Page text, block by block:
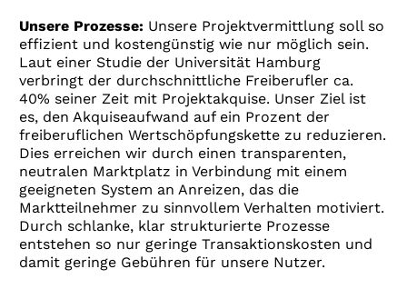
Unsere Prozesse: Unsere Projektvermittlung soll so
effizient und kostengünstig wie nur möglich sein.
Laut einer Studie der Universität Hamburg
verbringt der durchschnittliche Freiberufler ca.
40% seiner Zeit mit Projektakquise. Unser Ziel ist
es, den Akquiseaufwand auf ein Prozent der
freiberuflichen Wertschöpfungskette zu reduzieren.
Dies erreichen wir durch einen transparenten,
neutralen Marktplatz in Verbindung mit einem
geeigneten System an Anreizen, das die
Marktteilnehmer zu sinnvollem Verhalten motiviert.
Durch schlanke, klar strukturierte Prozesse
entstehen so nur geringe Transaktionskosten und
damit geringe Gebühren für unsere Nutzer.